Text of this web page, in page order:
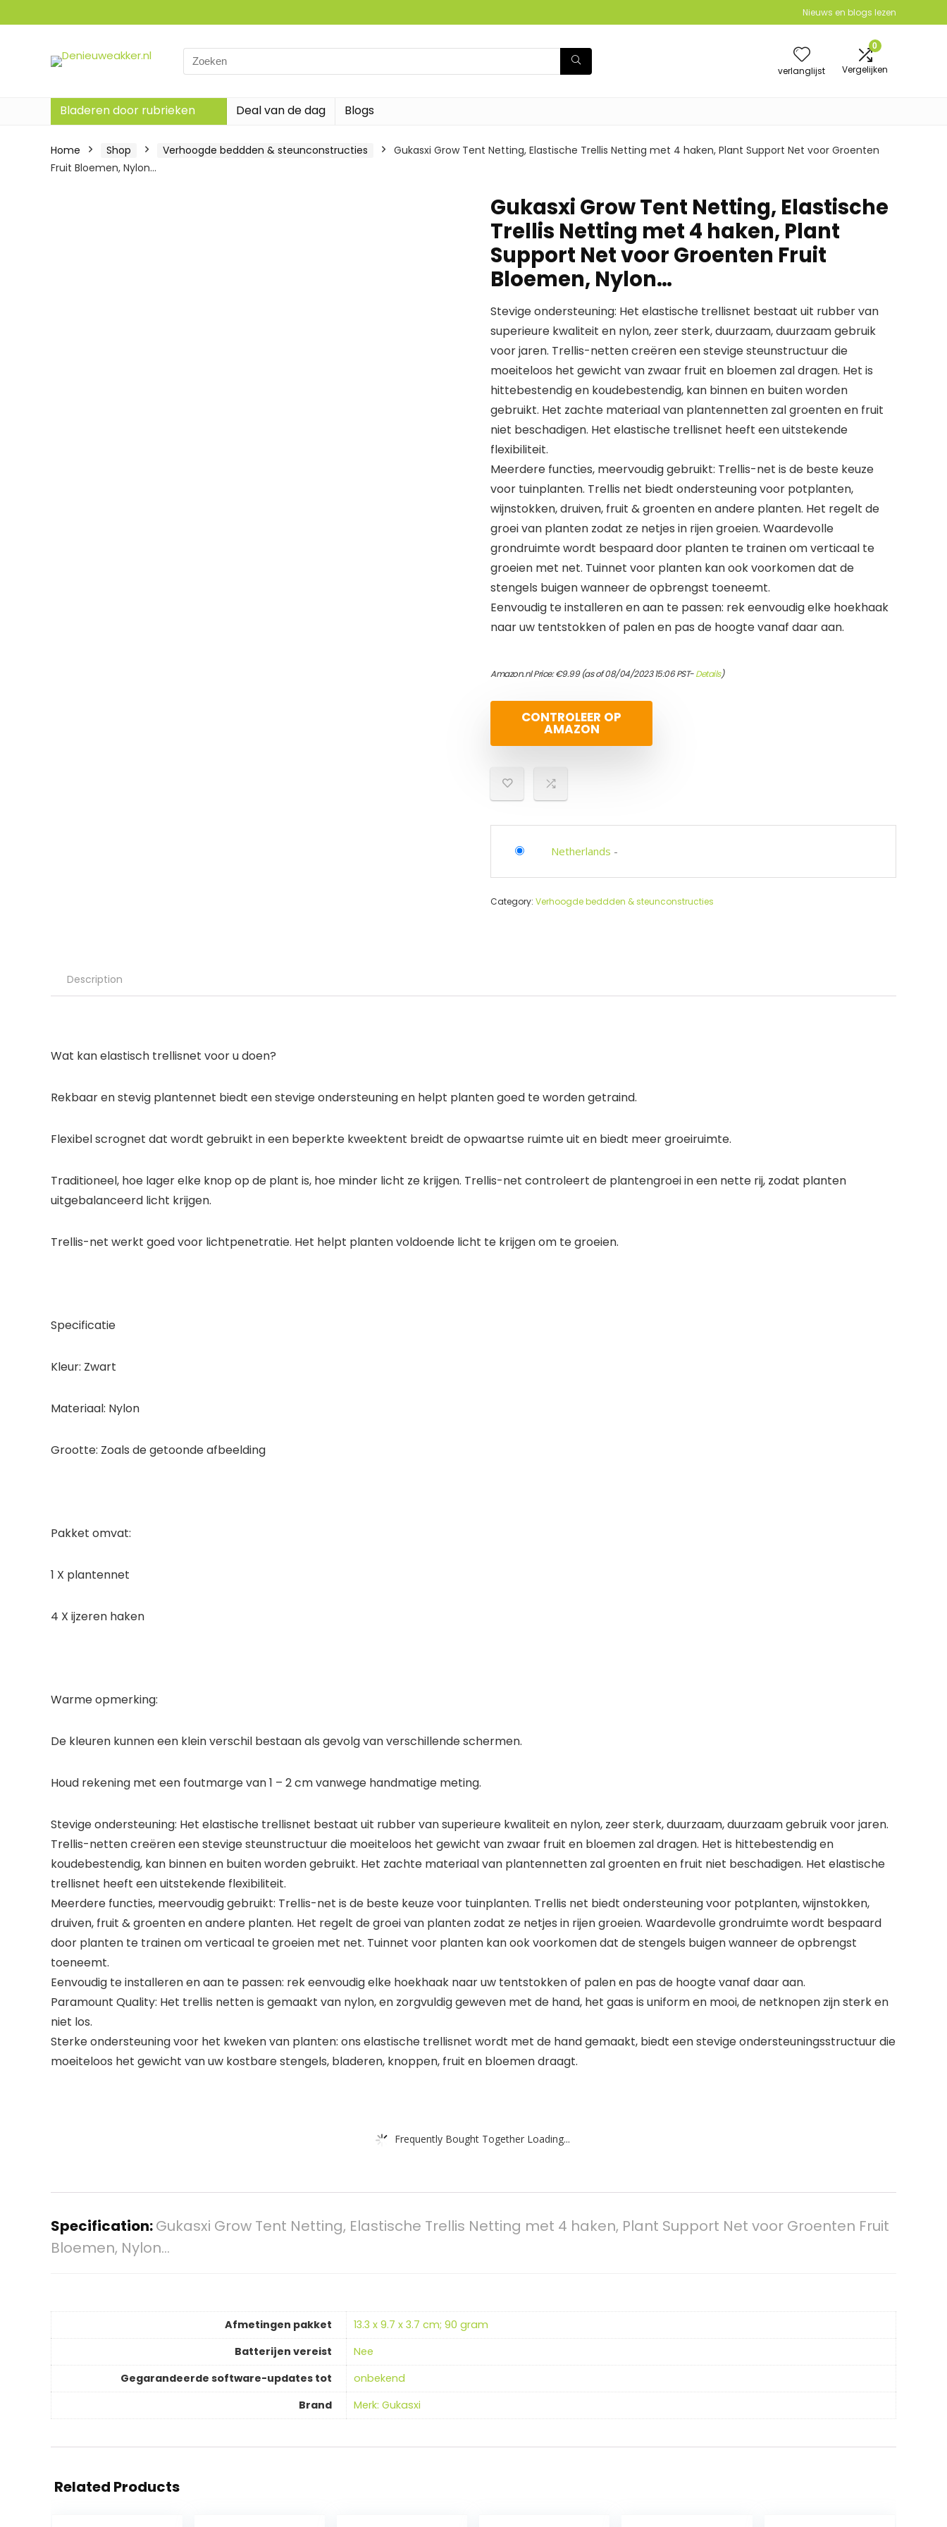
Nieuws en blogs lezen
Search
for:
verlanglijst
0
Vergelijken
Bladeren door rubrieken Deal van de dag Blogs
Home Shop Verhoogde beddden & steunconstructies
Gukasxi Grow Tent Netting, Elastische Trellis Netting met 4 haken, Plant Support Net voor Groenten
Fruit Bloemen, Nylon…
Gukasxi Grow Tent Netting, Elastische
Trellis Netting met 4 haken, Plant
Support Net voor Groenten Fruit
Bloemen, Nylon…
Stevige ondersteuning: Het elastische trellisnet bestaat uit rubber van
superieure kwaliteit en nylon, zeer sterk, duurzaam, duurzaam gebruik
voor jaren. Trellis-netten creëren een stevige steunstructuur die
moeiteloos het gewicht van zwaar fruit en bloemen zal dragen. Het is
hittebestendig en koudebestendig, kan binnen en buiten worden
gebruikt. Het zachte materiaal van plantennetten zal groenten en fruit
niet beschadigen. Het elastische trellisnet heeft een uitstekende
flexibiliteit.
Meerdere functies, meervoudig gebruikt: Trellis-net is de beste keuze
voor tuinplanten. Trellis net biedt ondersteuning voor potplanten,
wijnstokken, druiven, fruit & groenten en andere planten. Het regelt de
groei van planten zodat ze netjes in rijen groeien. Waardevolle
grondruimte wordt bespaard door planten te trainen om verticaal te
groeien met net. Tuinnet voor planten kan ook voorkomen dat de
stengels buigen wanneer de opbrengst toeneemt.
Eenvoudig te installeren en aan te passen: rek eenvoudig elke hoekhaak
naar uw tentstokken of palen en pas de hoogte vanaf daar aan.
Amazon.nl Price:€9.99(as of 08/04/2023 15:06 PST-Details)
CONTROLEER OP
AMAZON
Netherlands -
Category: Verhoogde beddden & steunconstructies
Description
Wat kan elastisch trellisnet voor u doen?
Rekbaar en stevig plantennet biedt een stevige ondersteuning en helpt planten goed te worden getraind.
Flexibel scrognet dat wordt gebruikt in een beperkte kweektent breidt de opwaartse ruimte uit en biedt meer groeiruimte.
Traditioneel, hoe lager elke knop op de plant is, hoe minder licht ze krijgen. Trellis-net controleert de plantengroei in een nette rij, zodat planten
uitgebalanceerd licht krijgen.
Trellis-net werkt goed voor lichtpenetratie. Het helpt planten voldoende licht te krijgen om te groeien.
Specificatie
Kleur: Zwart
Materiaal: Nylon
Grootte: Zoals de getoonde afbeelding
Pakket omvat:
1 X plantennet
4 X ijzeren haken
Warme opmerking:
De kleuren kunnen een klein verschil bestaan als gevolg van verschillende schermen.
Houd rekening met een foutmarge van 1 – 2 cm vanwege handmatige meting.
Stevige ondersteuning: Het elastische trellisnet bestaat uit rubber van superieure kwaliteit en nylon, zeer sterk, duurzaam, duurzaam gebruik voor jaren.
Trellis-netten creëren een stevige steunstructuur die moeiteloos het gewicht van zwaar fruit en bloemen zal dragen. Het is hittebestendig en
koudebestendig, kan binnen en buiten worden gebruikt. Het zachte materiaal van plantennetten zal groenten en fruit niet beschadigen. Het elastische
trellisnet heeft een uitstekende flexibiliteit.
Meerdere functies, meervoudig gebruikt: Trellis-net is de beste keuze voor tuinplanten. Trellis net biedt ondersteuning voor potplanten, wijnstokken,
druiven, fruit & groenten en andere planten. Het regelt de groei van planten zodat ze netjes in rijen groeien. Waardevolle grondruimte wordt bespaard
door planten te trainen om verticaal te groeien met net. Tuinnet voor planten kan ook voorkomen dat de stengels buigen wanneer de opbrengst
toeneemt.
Eenvoudig te installeren en aan te passen: rek eenvoudig elke hoekhaak naar uw tentstokken of palen en pas de hoogte vanaf daar aan.
Paramount Quality: Het trellis netten is gemaakt van nylon, en zorgvuldig geweven met de hand, het gaas is uniform en mooi, de netknopen zijn sterk en
niet los.
Sterke ondersteuning voor het kweken van planten: ons elastische trellisnet wordt met de hand gemaakt, biedt een stevige ondersteuningsstructuur die
moeiteloos het gewicht van uw kostbare stengels, bladeren, knoppen, fruit en bloemen draagt.
Frequently Bought Together Loading...
Specification:Gukasxi Grow Tent Netting, Elastische Trellis Netting met 4 haken, Plant Support Net voor Groenten Fruit
Bloemen, Nylon…
Afmetingen pakket
‎13.3 x 9.7 x 3.7 cm; 90 gram
Batterijen vereist
‎Nee
Gegarandeerde software-updates tot
‎onbekend
Brand
Merk: Gukasxi
Related Products